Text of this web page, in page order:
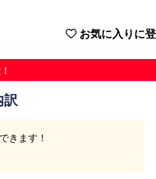
お気に入りに
訳
できます！